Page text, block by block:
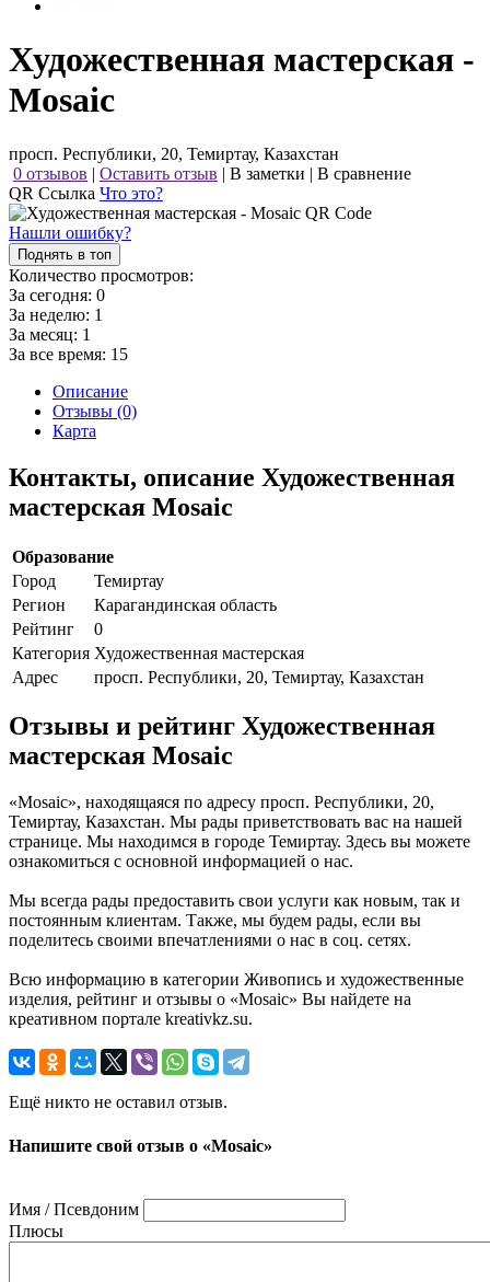
Художественная мастерская -
Mosaic
просп. Республики, 20, Темиртау, Казахстан
0 отзывов | Оставить отзыв | В заметки | В сравнение
QR Ссылка Что это?
Нашли ошибку?
Поднять в топ
Количество просмотров:
За сегодня: 0
За неделю: 1
За месяц: 1
За все время: 15
Описание
Отзывы (0)
Карта
Контакты, описание Художественная
мастерская Mosaic
Образование
Город
Темиртау
Регион
Карагандинская область
Рейтинг
0
Категория Художественная мастерская
Адрес
просп. Республики, 20, Темиртау, Казахстан
Отзывы и рейтинг Художественная
мастерская Mosaic
«Mosaic», находящаяся по адресу просп. Республики, 20,
Темиртау, Казахстан. Мы рады приветствовать вас на нашей
странице. Мы находимся в городе Темиртау. Здесь вы можете
ознакомиться с основной информацией о нас.
Мы всегда рады предоставить свои услуги как новым, так и
постоянным клиентам. Также, мы будем рады, если вы
поделитесь своими впечатлениями о нас в соц. сетях.
Всю информацию в категории Живопись и художественные
изделия, рейтинг и отзывы о «Mosaic» Вы найдете на
креативном портале kreativkz.su.
Ещё никто не оставил отзыв.
Напишите свой отзыв о «Mosaic»
Имя / Псевдоним
Плюсы